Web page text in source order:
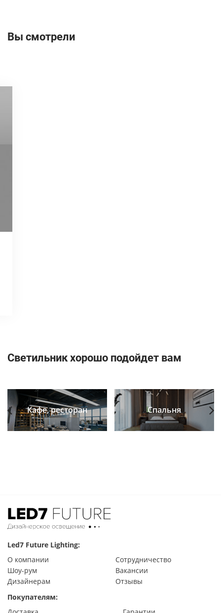
Вы смотрели
Светильник хорошо подойдет вам
Previous
Кафе, ресторан Спальня
Led7 Future Lighting:
О компании
Сотрудничество
Шоу-рум
Вакансии
Дизайнерам
Отзывы
Покупателям: